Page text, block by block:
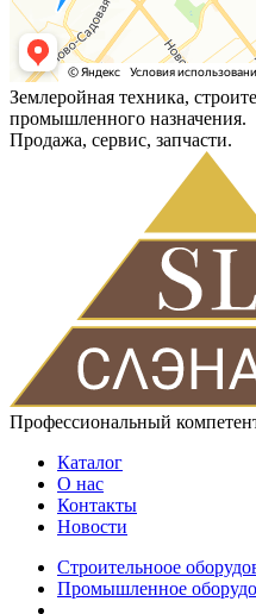
Землеройная техника,
промышленного назначения.
Продажа, сервис, запчасти.
Профессиональный
Каталог
О нас
Контакты
Новости
Строительноое
Промышленное